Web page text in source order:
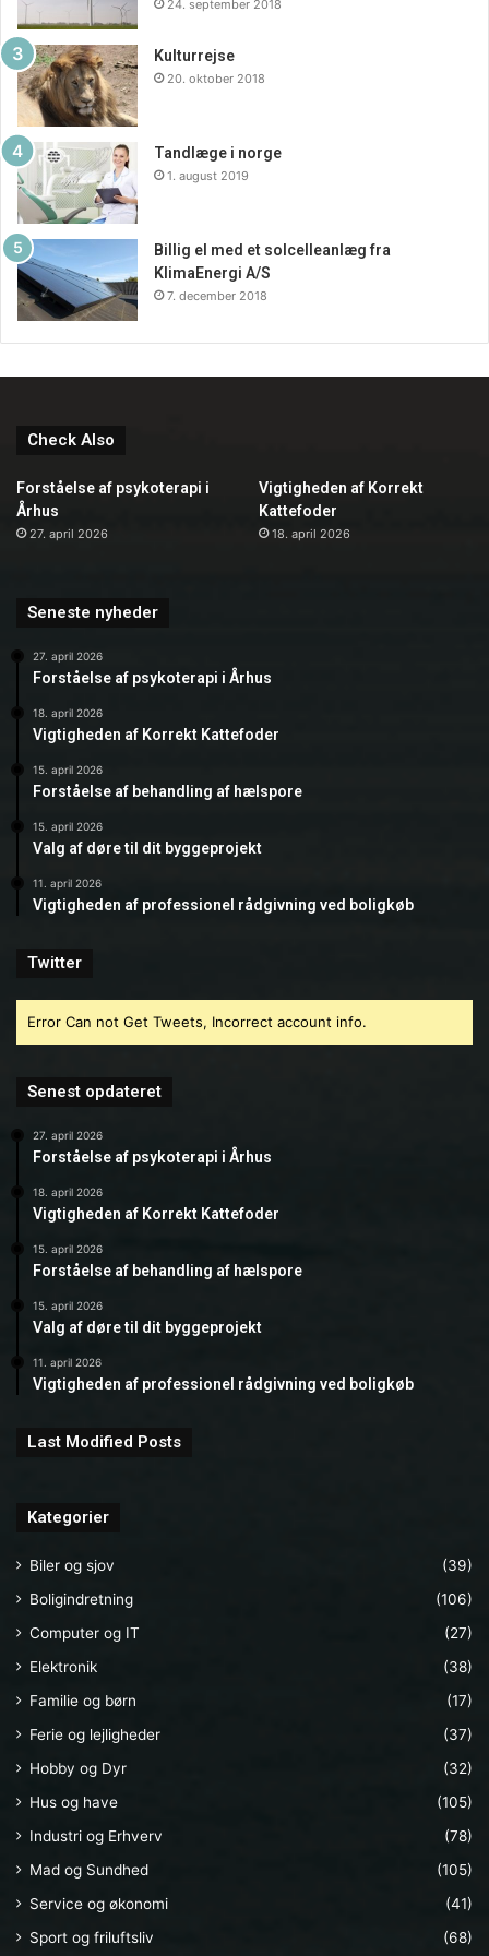
24. september 2018
Kulturrejse
20. oktober 2018
Tandlæge i norge
1. august 2019
Billig el med et solcelleanlæg fra
KlimaEnergi A/S
7. december 2018
Check Also
Forståelse af psykoterapi i
Århus
27. april 2026
Vigtigheden af Korrekt
Kattefoder
18. april 2026
Seneste nyheder
27. april 2026
Forståelse af psykoterapi i Århus
18. april 2026
Vigtigheden af Korrekt Kattefoder
15. april 2026
Forståelse af behandling af hælspore
15. april 2026
Valg af døre til dit byggeprojekt
11. april 2026
Vigtigheden af professionel rådgivning ved boligkøb
Twitter
Error Can not Get Tweets, Incorrect account info.
Senest opdateret
27. april 2026
Forståelse af psykoterapi i Århus
18. april 2026
Vigtigheden af Korrekt Kattefoder
15. april 2026
Forståelse af behandling af hælspore
15. april 2026
Valg af døre til dit byggeprojekt
11. april 2026
Vigtigheden af professionel rådgivning ved boligkøb
Last Modified Posts
Kategorier
Biler og sjov
(39)
Boligindretning
(106)
Computer og IT
(27)
Elektronik
(38)
Familie og børn
(17)
Ferie og lejligheder
(37)
Hobby og Dyr
(32)
Hus og have
(105)
Industri og Erhverv
(78)
Mad og Sundhed
(105)
Service og økonomi
(41)
Sport og friluftsliv
(68)